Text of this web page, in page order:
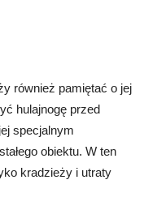
również pamiętać o jej
hulajnogę przed
specjalnym
obiektu. W ten
kradzieży i utraty